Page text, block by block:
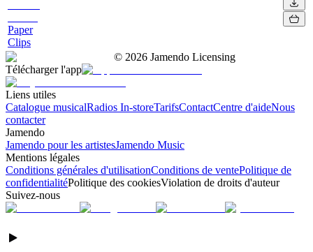
Paper
Clips
© 2026 Jamendo Licensing
Télécharger l'app
Liens utiles
Catalogue musicalRadios In-storeTarifsContactCentre d'aideNous
contacter
Jamendo
Jamendo pour les artistesJamendo Music
Mentions légales
Conditions générales d'utilisationConditions de ventePolitique de
confidentialitéPolitique des cookiesViolation de droits d'auteur
Suivez-nous